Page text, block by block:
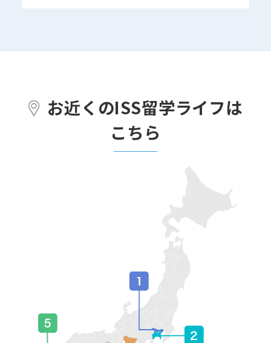
お近くのISS留学ライフは
こちら